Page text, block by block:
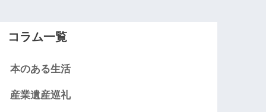
コラム一覧
本のある生活
産業遺産巡礼